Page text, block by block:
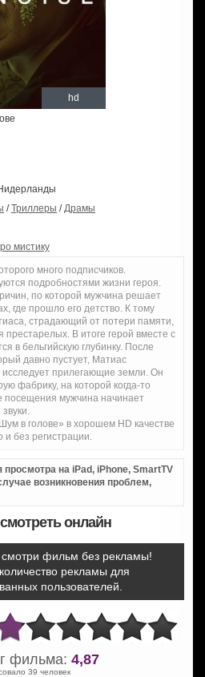
hd
/Триллеры /Драмы
мистику
много подписчиков.
подробностями жизни героя.
по которой мужчина решает
где прошло его детство. К тому
страдающий от потери памяти,
В итоге герой вместе с
в бельгийскую глубинку. После
давно пустует, Матиас
исследует прилегающие земли. Он
фабрику, на которой когда-то
посещения мужчина начинает
в голове» в хорошем HD качестве
без регистрации.
на iPad, iPhone, SmartTV
возникновения проблем,
онлайн
смотри фильм без рекламы!
рекламы для
пользователей.
фильма: 4,87
39 человек